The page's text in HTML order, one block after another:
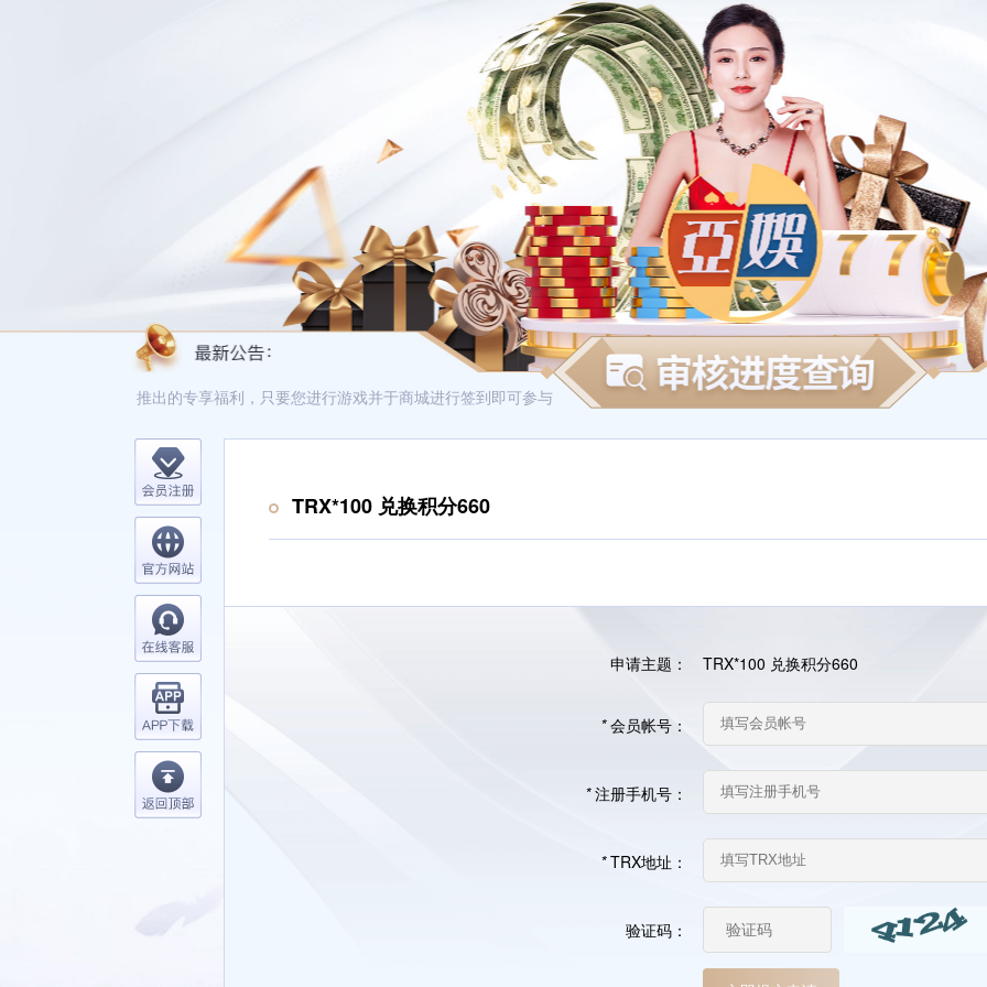
集团尊贵会员，推出的专享福利，只要您进行游戏并于商城进行签到即可参与年度积分累计，积分可用于兑换商城内的各项回馈礼品~
TRX*100 兑换积分660
申请主题： TRX*100 兑换积分660
*会员帐号：
*注册手机号：
*TRX地址：
验证码：